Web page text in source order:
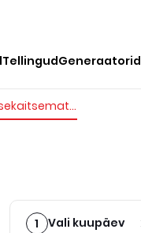
TellingudGeneraatorid
Pinnasekaitsematid
1 Vali kuupäev